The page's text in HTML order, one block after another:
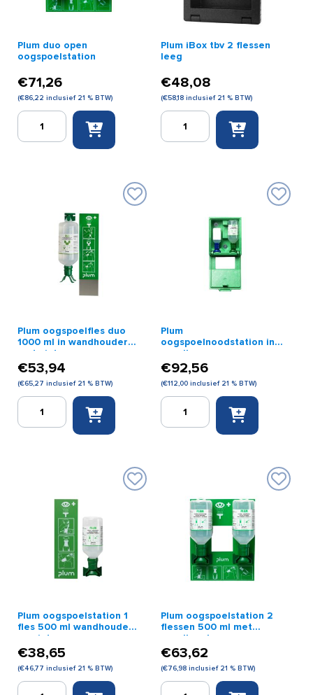
wandbox
Plum duo open
oogspoelstation
€71,26
(€86,22 inclusief 21 % BTW)
Plum
Plum iBox tbv 2 flessen
leeg
€48,08
(€58,18 inclusief 21 % BTW)
Plum
Plum oogspoelfles duo
1000 ml in wandhouder
met pictogram
€53,94
(€65,27 inclusief 21 % BTW)
Plum
oogspoelfles
pictogram
Plum
oogspoelnoodstation in
wandbox
€92,56
(€112,00 inclusief 21 % BTW)
Plum
oogspoelnoodstation
Plum oogspoelstation 1
fles 500 ml wandhouder
en pictogram
€38,65
(€46,77 inclusief 21 % BTW)
Plum
Plum oogspoelstation 2
flessen 500 ml met
wandhouder
€63,62
(€76,98 inclusief 21 % BTW)
Plum